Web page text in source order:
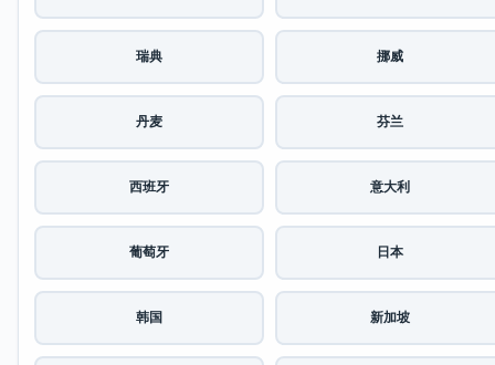
瑞典 挪威
丹麦 芬兰
西班牙 意大利
葡萄牙 日本
韩国 新加坡